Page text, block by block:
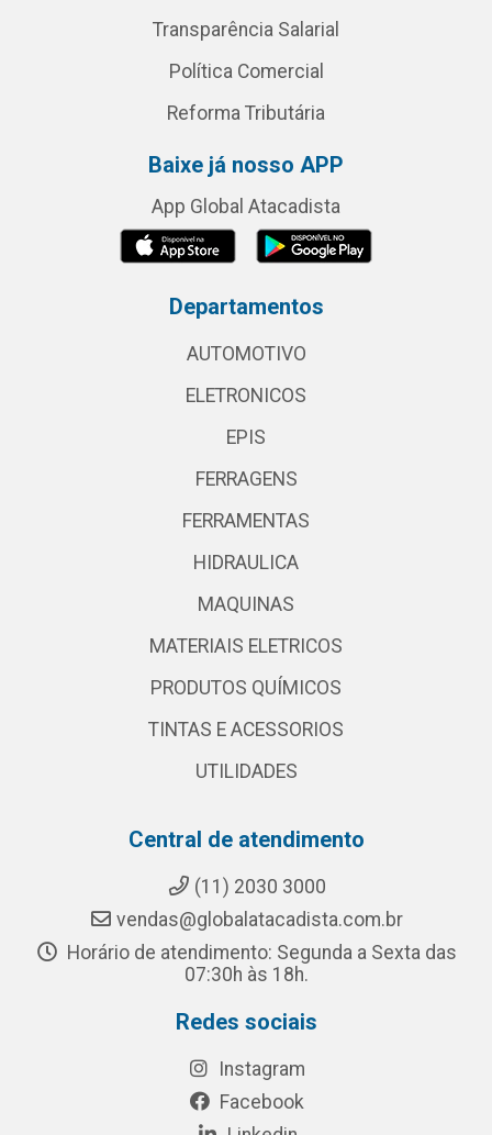
Transparência Salarial
Política Comercial
Reforma Tributária
Baixe já nosso APP
App Global Atacadista
Departamentos
AUTOMOTIVO
ELETRONICOS
EPIS
FERRAGENS
FERRAMENTAS
HIDRAULICA
MAQUINAS
MATERIAIS ELETRICOS
PRODUTOS QUÍMICOS
TINTAS E ACESSORIOS
UTILIDADES
Central de atendimento
(11) 2030 3000
vendas@globalatacadista.com.br
Horário de atendimento: Segunda a Sexta das
07:30h às 18h.
Redes sociais
Instagram
Facebook